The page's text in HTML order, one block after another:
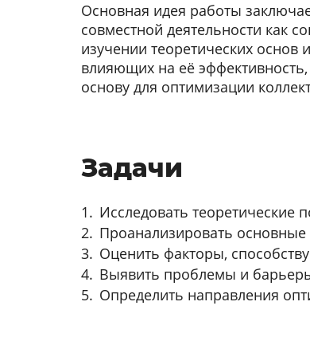
Основная идея работы
совместной деятельности как
изучении теоретических основ
влияющих на её эффективность,
основу для оптимизации
Задачи
Исследовать теоретические
Проанализировать
Оценить факторы,
Выявить проблемы и
Определить направления